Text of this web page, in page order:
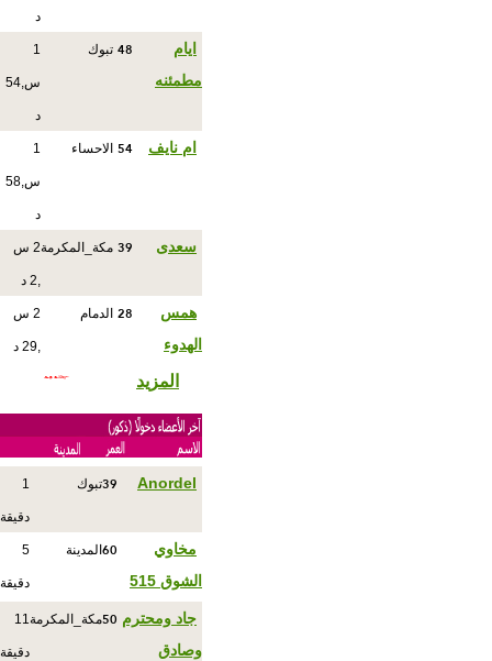
د
ايام
مطمئنه
48 تبوك 1
س,54
د
ام نايف 54 الاحساء 1
س,58
د
سعدى 39 مكة_المكرمة 2 س
,2 د
همس
الهدوء
28 الدمام 2 س
,29 د
المزيد
Anordel
39تبوك 1
دقيقة
مخاوي
الشوق 515
60 المدينة 5
دقيقة
جاد ومحترم
وصادق
50مكة_المكرمة11
دقيقة